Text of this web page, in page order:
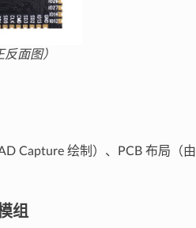
面图）
Capture 绘制）、PCB 布局（由
组